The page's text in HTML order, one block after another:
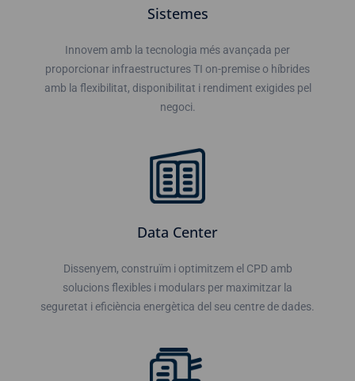
Sistemes
Innovem amb la tecnologia més avançada per
proporcionar infraestructures TI on-premise o híbrides
amb la flexibilitat, disponibilitat i rendiment exigides pel
negoci.
Data Center
Dissenyem, construïm i optimitzem el CPD amb
solucions flexibles i modulars per maximitzar la
seguretat i eficiència energètica del seu centre de dades.